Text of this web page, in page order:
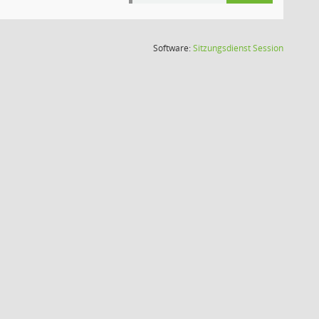
Software:SitzungsdienstSession(Wird in